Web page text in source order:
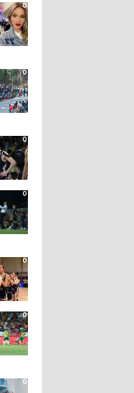
0
0
0
0
0
0
0